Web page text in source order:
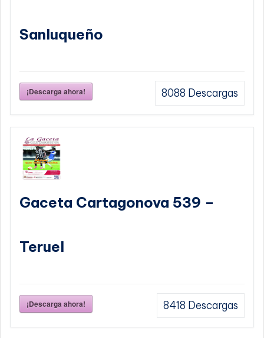
Sanluqueño
¡Descarga ahora! 8088 Descargas
Gaceta Cartagonova 539 –
Teruel
¡Descarga ahora! 8418 Descargas